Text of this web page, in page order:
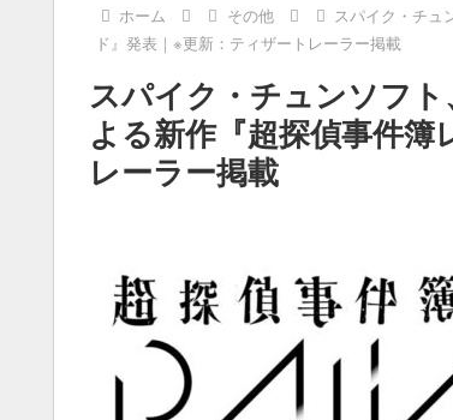
ホーム その他
スパイク・チュ
ド』発表｜※更新：ティザートレーラー掲載
スパイク・チュンソフ
よる新作『超探偵事件
レーラー掲載